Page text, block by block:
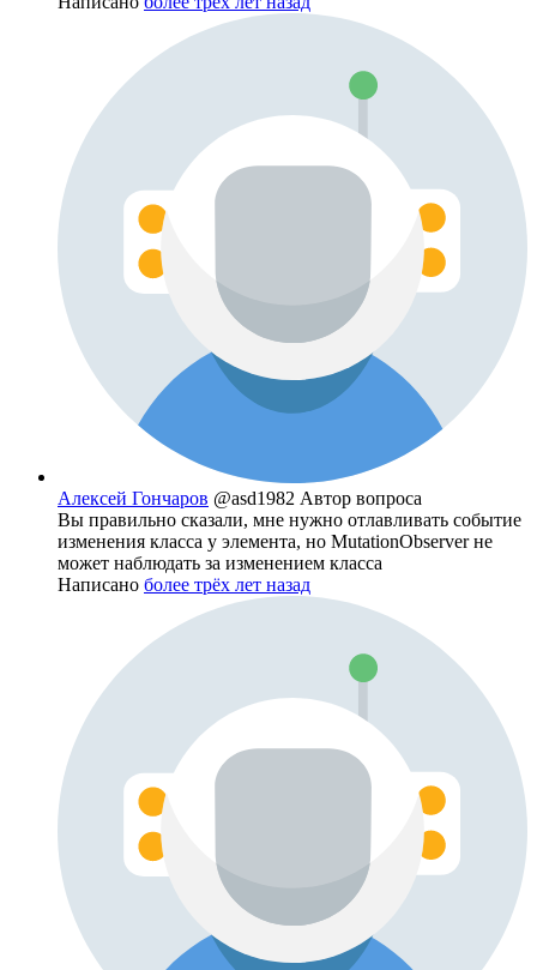
Алексей Гончаров @asd1982 Автор вопроса
Вы правильно сказали, мне нужно отлавливать событие
изменения класса у элемента, но MutationObserver не
может наблюдать за изменением класса
Написано более трёх лет назад